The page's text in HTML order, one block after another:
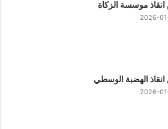
موسسة الزكاة
2026-
الهضبة الوسطي
2026-